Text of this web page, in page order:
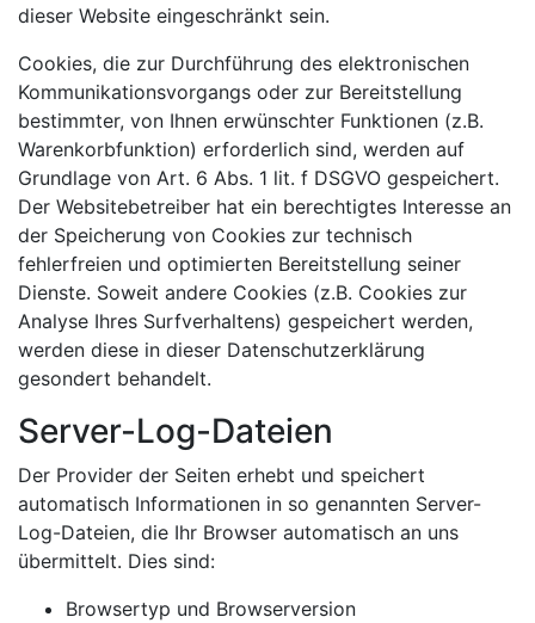
dieser Website eingeschränkt sein.
Cookies, die zur Durchführung des elektronischen
Kommunikationsvorgangs oder zur Bereitstellung
bestimmter, von Ihnen erwünschter Funktionen (z.B.
Warenkorbfunktion) erforderlich sind, werden auf
Grundlage von Art. 6 Abs. 1 lit. f DSGVO gespeichert.
Der Websitebetreiber hat ein berechtigtes Interesse an
der Speicherung von Cookies zur technisch
fehlerfreien und optimierten Bereitstellung seiner
Dienste. Soweit andere Cookies (z.B. Cookies zur
Analyse Ihres Surfverhaltens) gespeichert werden,
werden diese in dieser Datenschutzerklärung
gesondert behandelt.
Server-Log-Dateien
Der Provider der Seiten erhebt und speichert
automatisch Informationen in so genannten Server-
Log-Dateien, die Ihr Browser automatisch an uns
übermittelt. Dies sind:
Browsertyp und Browserversion